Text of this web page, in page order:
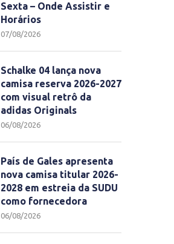
Sexta – Onde Assistir e
Horários
07/08/2026
Schalke 04 lança nova
camisa reserva 2026-2027
com visual retrô da
adidas Originals
06/08/2026
País de Gales apresenta
nova camisa titular 2026-
2028 em estreia da SUDU
como fornecedora
06/08/2026